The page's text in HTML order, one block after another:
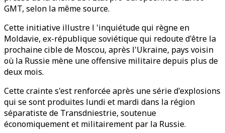
GMT, selon la même source.
Cette initiative illustre l 'inquiétude qui règne en
Moldavie, ex-république soviétique qui redoute d'être la
prochaine cible de Moscou, après l'Ukraine, pays voisin
où la Russie mène une offensive militaire depuis plus de
deux mois.
Cette crainte s'est renforcée après une série d'explosions
qui se sont produites lundi et mardi dans la région
séparatiste de Transdniestrie, soutenue
économiquement et militairement par la Russie.